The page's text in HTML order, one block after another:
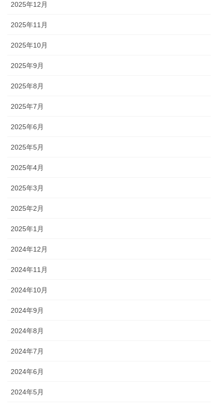
2025年12月
2025年11月
2025年10月
2025年9月
2025年8月
2025年7月
2025年6月
2025年5月
2025年4月
2025年3月
2025年2月
2025年1月
2024年12月
2024年11月
2024年10月
2024年9月
2024年8月
2024年7月
2024年6月
2024年5月